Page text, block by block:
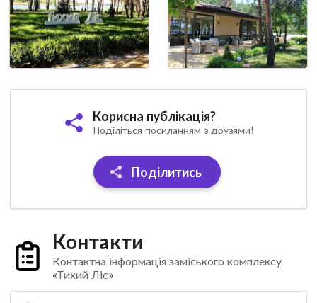
Корисна публікація?
Поділіться посиланням з друзями!
Поділитись
Контакти
Контактна інформація заміського комплексу
«Тихий Ліс»